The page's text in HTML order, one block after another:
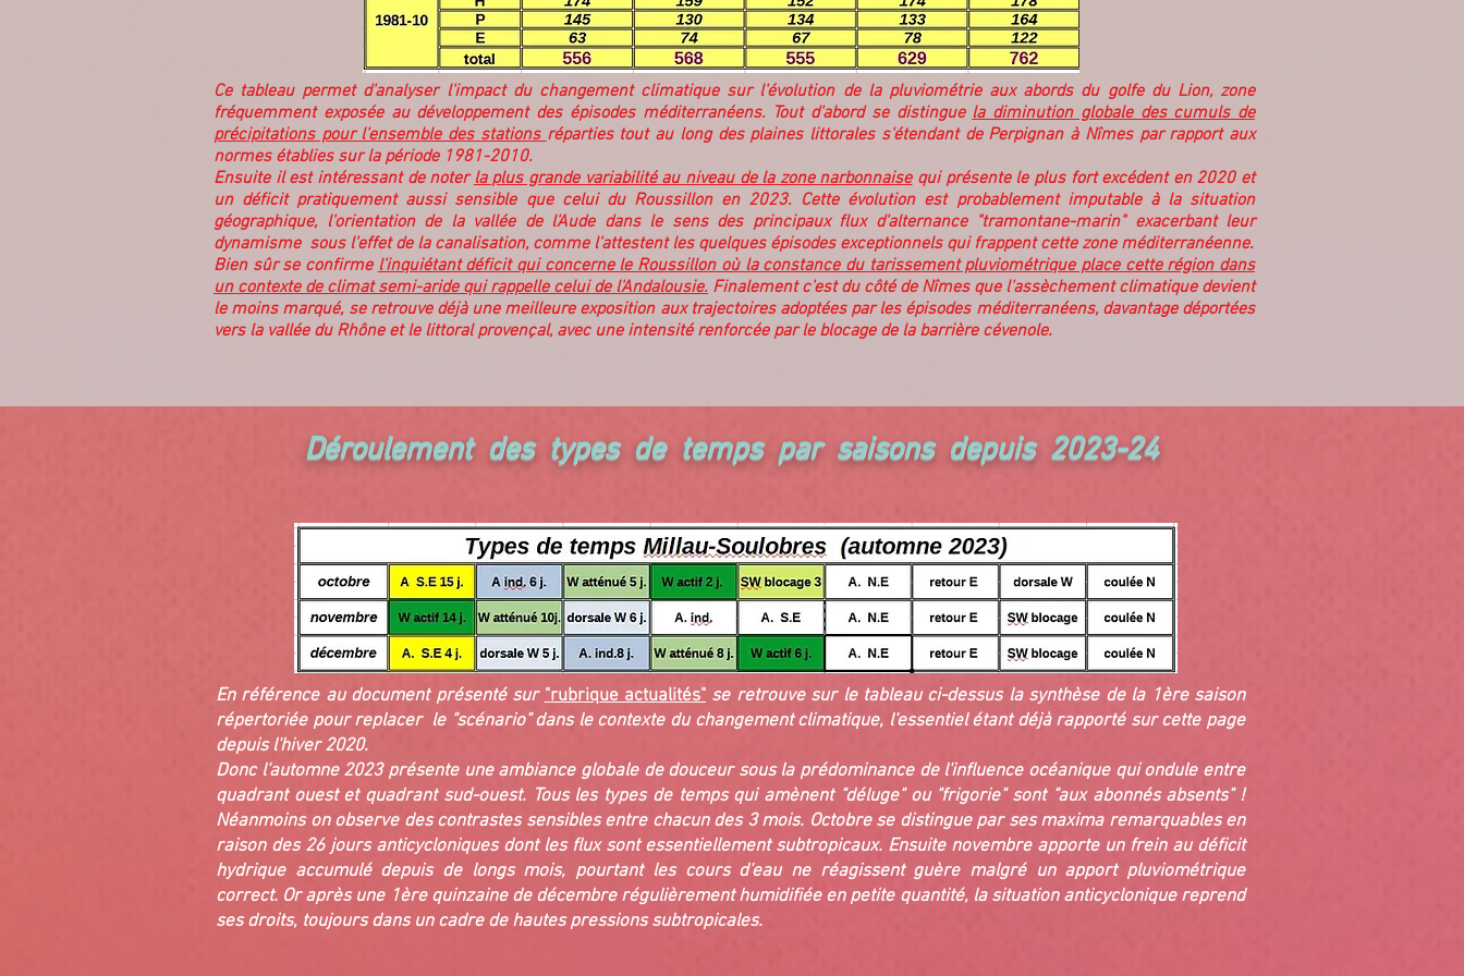
Ce tableau permet d'analyser l'impact du changement climatique sur l'évolution de la pluviométrie aux abords du golfe du Lion, zone
fréquemment exposée au développement des épisodes méditerranéens. Tout d'abord se distinguela diminution globale des cumuls de
précipitations pour l'ensemble des stationsréparties tout au long des plaines littorales s'étendant de Perpignan à Nîmes par rapport aux
normes établies sur la période 1981-2010.
Ensuite il est intéressant de noterla plus grande variabilité au niveau de la zone narbonnaisequi présente le plus fort excédent en 2020 et
un déficit pratiquement aussi sensible que celui du Roussillon en 2023. Cette évolution est probablement imputable à la situation
géographique, l'orientation de la vallée de l'Aude dans le sens des principaux flux d'alternance "tramontane-marin" exacerbant leur
dynamisme sous l'effet de la canalisation, comme l'attestent les quelques épisodes exceptionnels qui frappent cette zone méditerranéenne.
Bien sûr se confirmel'inquiétant déficit qui concerne le Roussillon où la constance du tarissement pluviométrique place cette région dans
un contexte de climat semi-aride qui rappelle celui de l'Andalousie. Finalement c'est du côté de Nîmes que l'assèchement climatique devient
le moins marqué, se retrouve déjà une meilleure exposition aux trajectoires adoptées par les épisodes méditerranéens, davantage déportées
vers la vallée du Rhône et le littoral provençal, avec une intensité renforcée par le blocage de la barrière cévenole.
Déroulement des types de temps par saisons depuis 2023-24
En référence au document présenté sur "rubrique actualités" se retrouve sur le tableau ci-dessus la synthèse de la 1ère saison
répertoriée pour replacer le "scénario" dans le contexte du changement climatique, l'essentiel étant déjà rapporté sur cette page
depuis l'hiver 2020.
Donc l'automne 2023 présente une ambiance globale de douceur sous la prédominance de l'influence océanique qui ondule entre
quadrant ouest et quadrant sud-ouest. Tous les types de temps qui amènent "déluge" ou "frigorie" sont "aux abonnés absents" !
Néanmoins on observe des contrastes sensibles entre chacun des 3 mois. Octobre se distingue par ses maxima remarquables en
raison des 26 jours anticycloniques dont les flux sont essentiellement subtropicaux. Ensuite novembre apporte un frein au déficit
hydrique accumulé depuis de longs mois, pourtant les cours d'eau ne réagissent guère malgré un apport pluviométrique
correct. Or après une 1ère quinzaine de décembre régulièrement humidifiée en petite quantité, la situation anticyclonique reprend
ses droits, toujours dans un cadre de hautes pressions subtropicales.